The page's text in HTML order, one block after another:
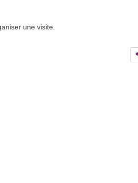
une visite.